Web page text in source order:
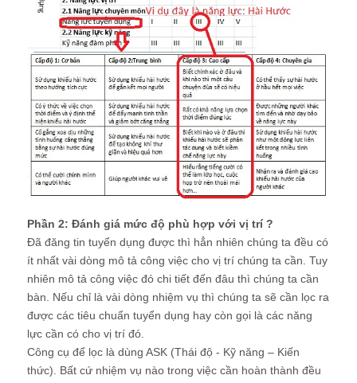
Phần 2: Đánh giá mức độ phù hợp với vị trí ?
Đã đăng tin tuyển dụng được thì hẳn nhiên chúng ta đều có
ít nhất vài dòng mô tả công việc cho vị trí chúng ta cần. Tuy
nhiên mô tả công việc đó chi tiết đến đâu thì chúng ta cần
bàn. Nếu chỉ là vài dòng nhiệm vụ thì chúng ta sẽ cần lọc ra
được các tiêu chuẩn tuyển dụng hay còn gọi là các năng
lực cần có cho vị trí đó.
Công cụ để lọc là dùng ASK (Thái độ - Kỹ năng – Kiến
thức). Bất cứ nhiệm vụ nào trong việc cần hoàn thành đều